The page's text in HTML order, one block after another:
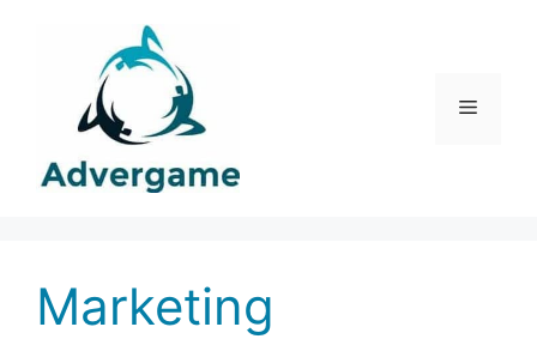
Menu
Marketing